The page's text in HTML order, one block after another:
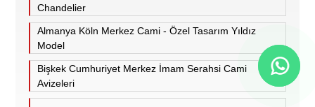
Chandelier
Almanya Köln Merkez Cami - Özel Tasarım Yıldız
Model
Bişkek Cumhuriyet Merkez İmam Serahsi Cami
Avizeleri